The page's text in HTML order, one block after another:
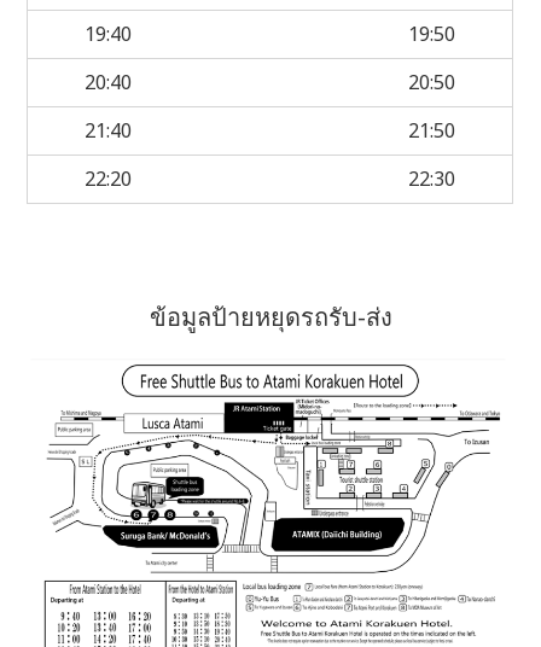
19:40
19:50
20:40
20:50
21:40
21:50
22:20
22:30
ข้อมูลป้ายหยุดรถรับ-ส่ง